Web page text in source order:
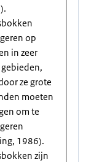
op
in zeer
ze grote
moeten
om te
1986).
zijn